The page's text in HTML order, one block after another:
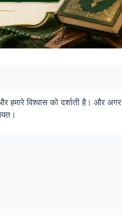
हमारे विश्वास को दर्शाती है। और